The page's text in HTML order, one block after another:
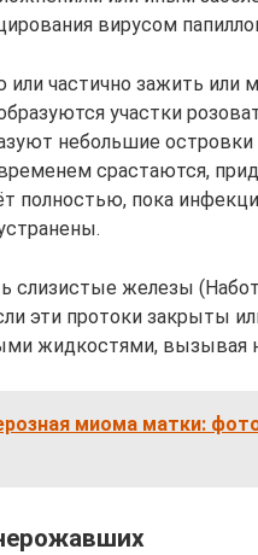
вирусом
частично зажить или
участки
небольшие островки
срастаются,
полностью, пока
слизистые железы
эти протоки закрыты
жидкостями, вызывая
миома матки: